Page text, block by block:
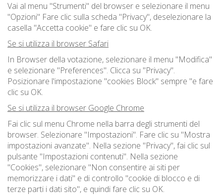
Vai al menu "Strumenti" del browser e selezionare il menu
"Opzioni" Fare clic sulla scheda "Privacy", deselezionare la
casella "Accetta cookie" e fare clic su OK.
Se si utilizza il browser Safari
In Browser della votazione, selezionare il menu "Modifica"
e selezionare "Preferences". Clicca su "Privacy".
Posizionare l'impostazione "cookies Block" sempre "e fare
clic su OK.
Se si utilizza il browser Google Chrome
Fai clic sul menu Chrome nella barra degli strumenti del
browser. Selezionare "Impostazioni". Fare clic su "Mostra
impostazioni avanzate". Nella sezione "Privacy", fai clic sul
pulsante "Impostazioni contenuti". Nella sezione
"Cookies", selezionare "Non consentire ai siti per
memorizzare i dati" e di controllo "cookie di blocco e di
terze parti i dati sito", e quindi fare clic su OK.